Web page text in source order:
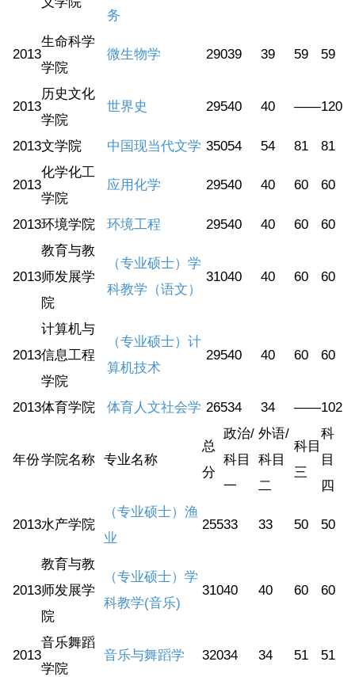
务
2013
生命科学
学院
微生物学 29039 39 59 59
2013
历史文化
学院
世界史 29540 40 ——120
2013文学院 中国现当代文学 35054 54 81 81
2013
化学化工
学院
应用化学 29540 40 60 60
2013环境学院 环境工程 29540 40 60 60
2013
教育与教
师发展学
院
（专业硕士）学
科教学（语文）
31040 40 60 60
2013
计算机与
信息工程
学院
（专业硕士）计
算机技术
29540 40 60 60
2013体育学院 体育人文社会学 26534 34 ——102
年份学院名称 专业名称
总
分
政治/
科目
一
外语/
科目
二
科目
三
科
目
四
2013水产学院
（专业硕士）渔
业
25533 33 50 50
2013
教育与教
师发展学
院
（专业硕士）学
科教学(音乐)
31040 40 60 60
2013
音乐舞蹈
学院
音乐与舞蹈学 32034 34 51 51